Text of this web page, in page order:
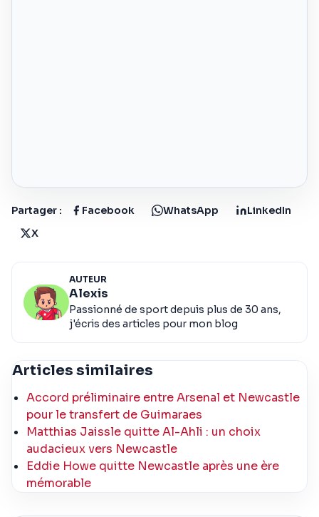
Partager : Facebook WhatsApp
LinkedIn
X
AUTEUR
Alexis
Passionné de sport depuis plus de 30 ans,
j'écris des articles pour mon blog
Articles similaires
Accord préliminaire entre Arsenal et Newcastle
pour le transfert de Guimaraes
Matthias Jaissle quitte Al-Ahli : un choix
audacieux vers Newcastle
Eddie Howe quitte Newcastle après une ère
mémorable